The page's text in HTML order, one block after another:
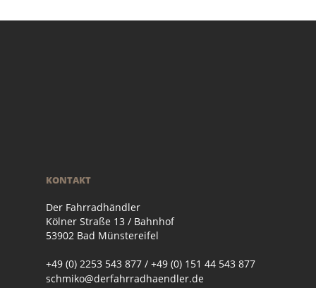
KONTAKT
Der Fahrradhändler
Kölner Straße 13 / Bahnhof
53902 Bad Münstereifel
+49 (0) 2253 543 877 / +49 (0) 151 44 543 877
schmiko@derfahrradhaendler.de